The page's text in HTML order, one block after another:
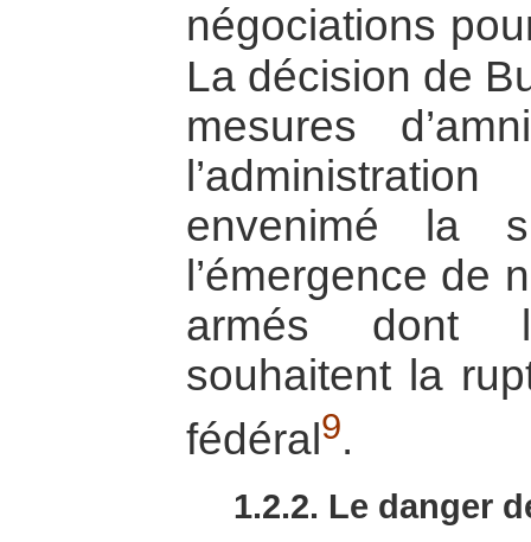
négociations
La décision de
mesures
envenimé la
l’émergence de
armés dont
souhaitent la
fédéral9.
1.2.2. Le danger